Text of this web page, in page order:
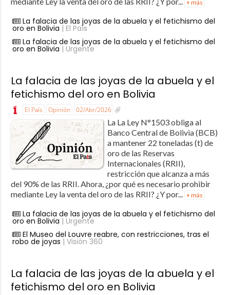
+ más
La falacia de las joyas de la abuela y el fetichismo del
oro en Bolivia | El País
La falacia de las joyas de la abuela y el fetichismo del
oro en Bolivia | Urgente
La falacia de las joyas de la abuela y el
fetichismo del oro en Bolivia
El País Opinión 02/Abr/2026
La La Ley N°1503 obliga al
Banco Central de Bolivia (BCB)
a mantener 22 toneladas (t) de
oro de las Reservas
Internacionales (RRII),
restricción que alcanza a más
del 90% de las RRII. Ahora, ¿por qué es necesario prohibir
mediante Ley la venta del oro de las RRII? ¿Y por... + más
La falacia de las joyas de la abuela y el fetichismo del
oro en Bolivia | Urgente
El Museo del Louvre reabre, con restricciones, tras el
robo de joyas | Visión 360
La falacia de las joyas de la abuela y el
fetichismo del oro en Bolivia